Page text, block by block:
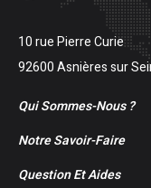
10 rue Pierre Curie
92600 Asnières sur
Qui Sommes-Nous ?
Notre Savoir-Faire
Question Et Aides